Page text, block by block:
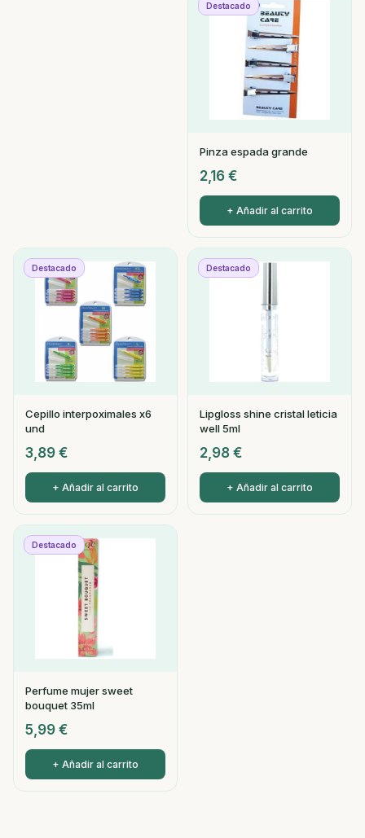
Destacado
Pinza espada grande
2,16 €
+ Añadir al carrito
Destacado
Cepillo interpoximales x6
und
3,89 €
+ Añadir al carrito
Destacado
Lipgloss shine cristal leticia
well 5ml
2,98 €
+ Añadir al carrito
Destacado
Perfume mujer sweet
bouquet 35ml
5,99 €
+ Añadir al carrito